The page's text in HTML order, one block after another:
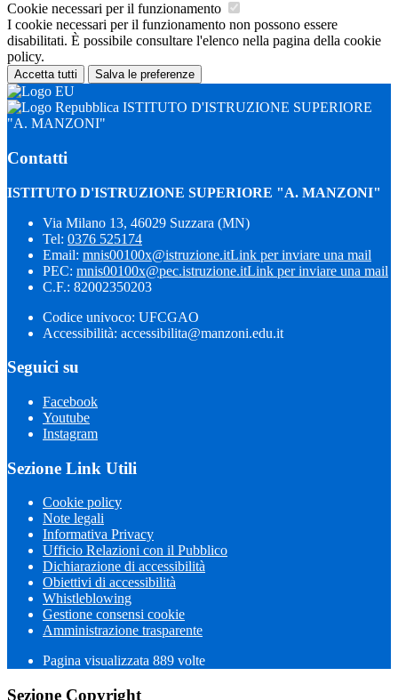
Cookie necessari per il funzionamento
I cookie necessari per il funzionamento non possono essere
disabilitati. È possibile consultare l'elenco nella pagina della cookie
policy.
Accetta tutti Salva le preferenze
ISTITUTO D'ISTRUZIONE SUPERIORE
"A. MANZONI"
Contatti
ISTITUTO D'ISTRUZIONE SUPERIORE "A. MANZONI"
Via Milano 13, 46029 Suzzara (MN)
Tel: 0376 525174
Email: mnis00100x@istruzione.itLink per inviare una mail
PEC: mnis00100x@pec.istruzione.itLink per inviare una mail
C.F.: 82002350203
Codice univoco: UFCGAO
Accessibilità: accessibilita@manzoni.edu.it
Seguici su
Facebook
Youtube
Instagram
Sezione Link Utili
Cookie policy
Note legali
Informativa Privacy
Ufficio Relazioni con il Pubblico
Dichiarazione di accessibilità
Obiettivi di accessibilità
Whistleblowing
Gestione consensi cookie
Amministrazione trasparente
Pagina visualizzata 889 volte
Sezione Copyright